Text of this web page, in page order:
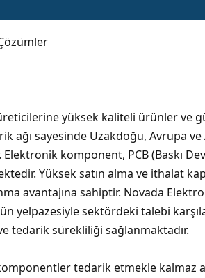
yüksek kaliteli ürünler ve
ağı sayesinde Uzakdoğu, Avrupa
komponent, PCB (Baskı
Yüksek satın alma ve ithalat
avantajına sahiptir. Novada
yelpazesiyle sektördeki talebi
tedarik sürekliliği sağlanmaktadır.
tedarik etmekle kalmaz